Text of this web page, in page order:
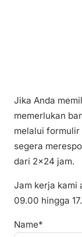
Jika Anda
memerlukan
melalui formulir
segera
dari 2×24 jam.
Jam kerja kami
09.00 hingga
Name*